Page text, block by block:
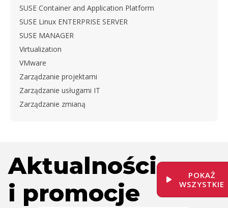
SUSE Container and Application Platform
SUSE Linux ENTERPRISE SERVER
SUSE MANAGER
Virtualization
VMware
Zarządzanie projektami
Zarządzanie usługami IT
Zarządzanie zmianą
Aktualności
i promocje
POKAŻ
WSZYSTKIE